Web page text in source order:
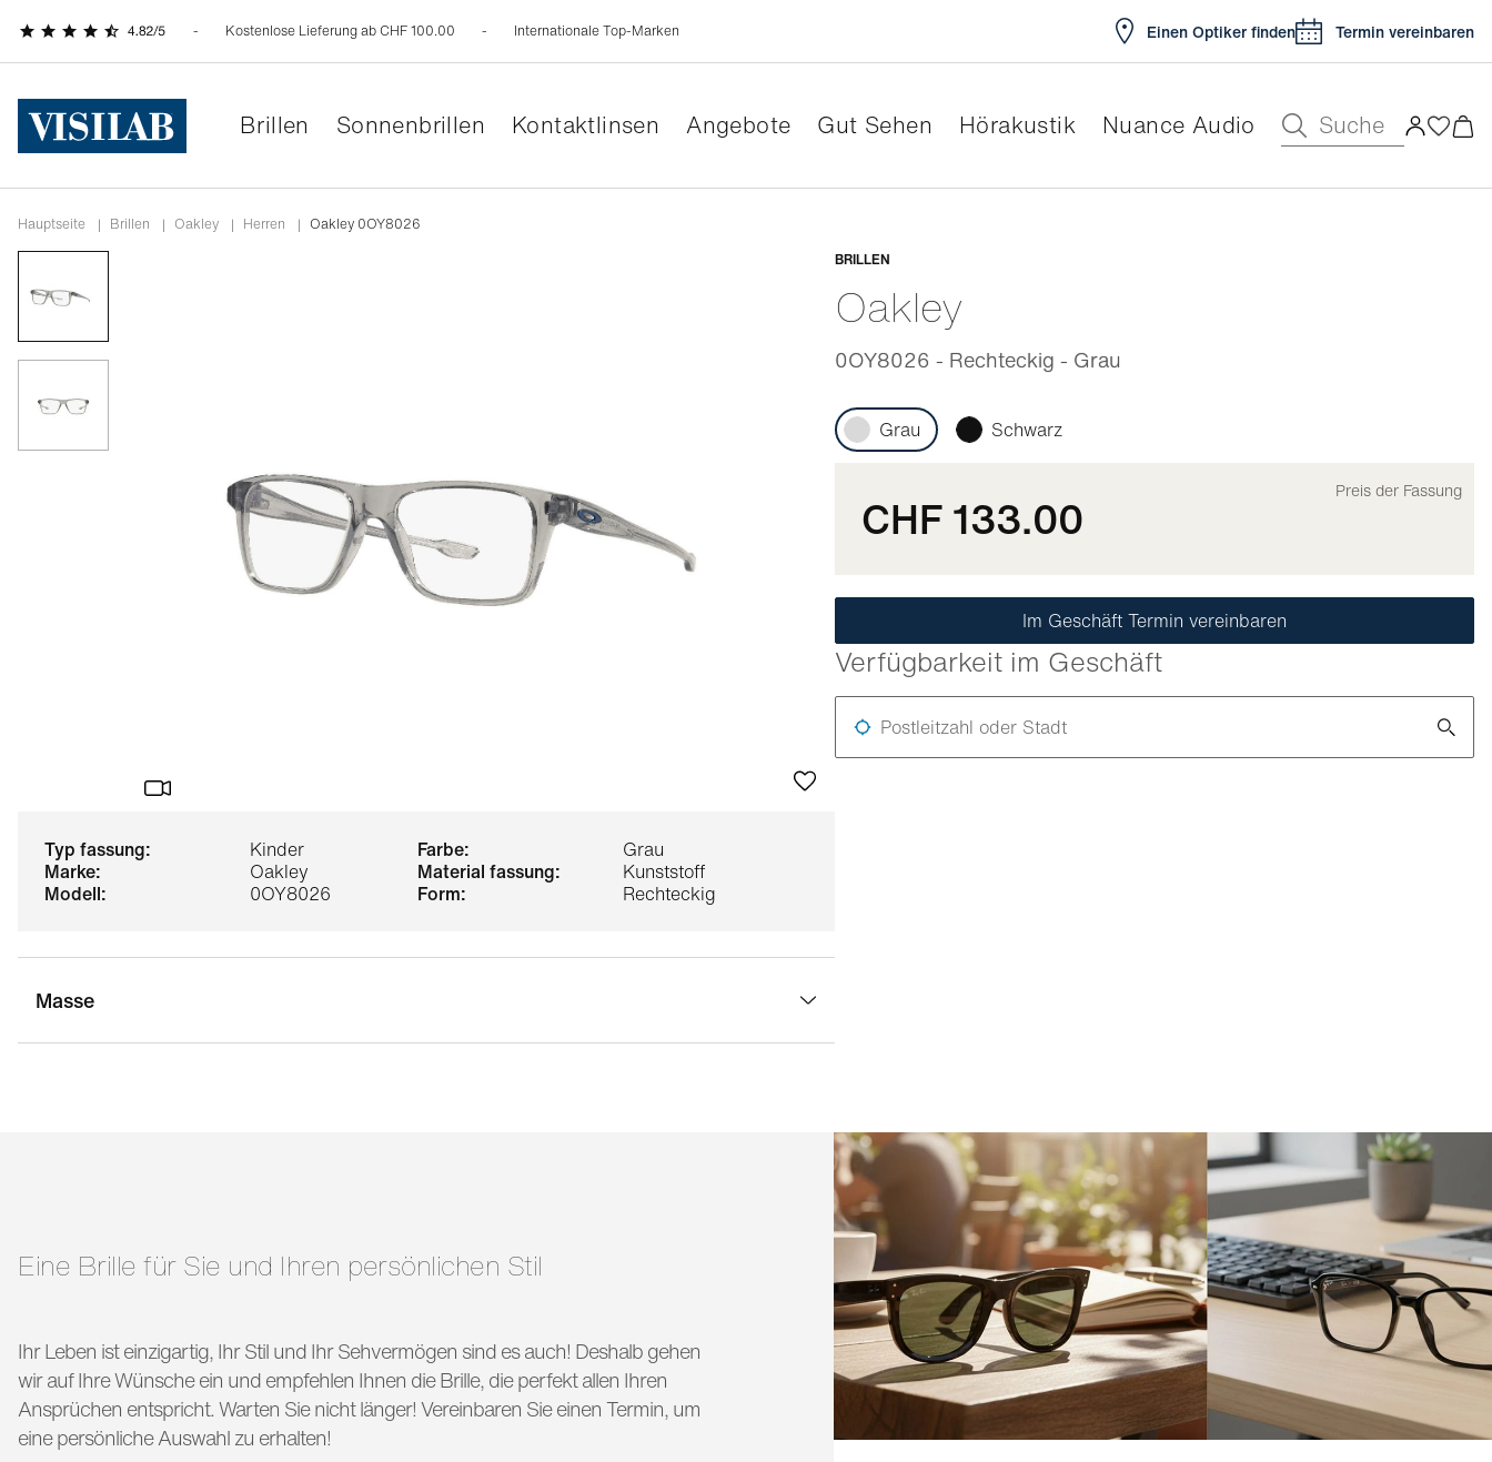
Kostenlose Lieferung ab CHF 100.00 Internationale Top-Marken Einen Optiker finden Termin vereinbaren
Brillen Sonnenbrillen Kontaktlinsen Angebote Gut Sehen Hörakustik Nuance Audio Suche
Hauptseite | Brillen | oakley | herren | Oakley 0OY8026
typ fassung: Kinder farbe:
Grau
marke:
Oakley material fassung:
Kunststoff
modell:
0OY8026 form: Rechteckig
Masse
BRILLEN
Oakley
0OY8026 - Rechteckig - Grau
Anpassbar
Grau Schwarz
CHF 133.00 Preis der Fassung
Im Geschäft Termin vereinbaren
Verfügbarkeit im Geschäft
Postleitzahl oder Stadt
Eine Brille für Sie und Ihren persönlichen Stil
Ihr Leben ist einzigartig, Ihr Stil und Ihr Sehvermögen sind es auch! Deshalb gehen
wir auf Ihre Wünsche ein und empfehlen Ihnen die Brille, die perfekt allen Ihren
Ansprüchen entspricht. Warten Sie nicht länger! Vereinbaren Sie einen Termin, um
eine persönliche Auswahl zu erhalten!